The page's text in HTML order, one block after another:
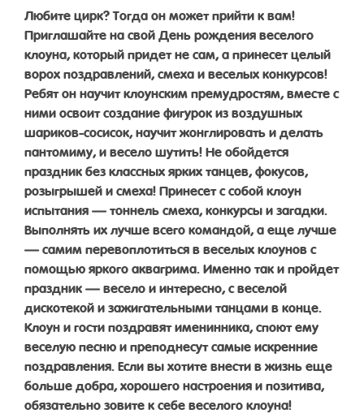
Любите цирк? Тогда он может прийти к вам!
Приглашайте на свой День рождения веселого
клоуна, который придет не сам, а принесет целый
ворох поздравлений, смеха и веселых конкурсов!
Ребят он научит клоунским премудростям, вместе с
ними освоит создание фигурок из воздушных
шариков-сосисок, научит жонглировать и делать
пантомиму, и весело шутить! Не обойдется
праздник без классных ярких танцев, фокусов,
розыгрышей и смеха! Принесет с собой клоун
испытания — тоннель смеха, конкурсы и загадки.
Выполнять их лучше всего командой, а еще лучше
— самим перевоплотиться в веселых клоунов с
помощью яркого аквагрима. Именно так и пройдет
праздник — весело и интересно, с веселой
дискотекой и зажигательными танцами в конце.
Клоун и гости поздравят именинника, споют ему
веселую песню и преподнесут самые искренние
поздравления. Если вы хотите внести в жизнь еще
больше добра, хорошего настроения и позитива,
обязательно зовите к себе веселого клоуна!